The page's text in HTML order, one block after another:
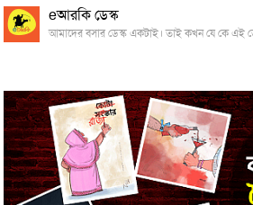
eআরকি ডেস্ক
আমাদের বসার ডেস্ক একটাই। তাই কখন যে কে এই